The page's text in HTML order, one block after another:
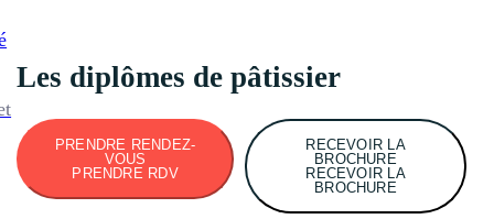
Les diplômes de pâtissier
PRENDRE RENDEZ-
VOUS
PRENDRE RDV
RECEVOIR LA
BROCHURE
RECEVOIR LA
BROCHURE